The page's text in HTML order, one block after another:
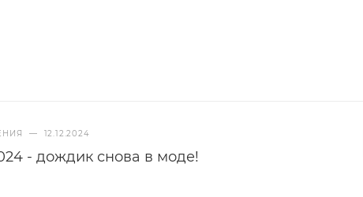
— 12.12.2024
- дождик снова в моде!